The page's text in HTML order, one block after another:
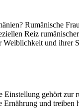
Rumänische
Reiz
und ihrer
Einstellung gehört
und treiben